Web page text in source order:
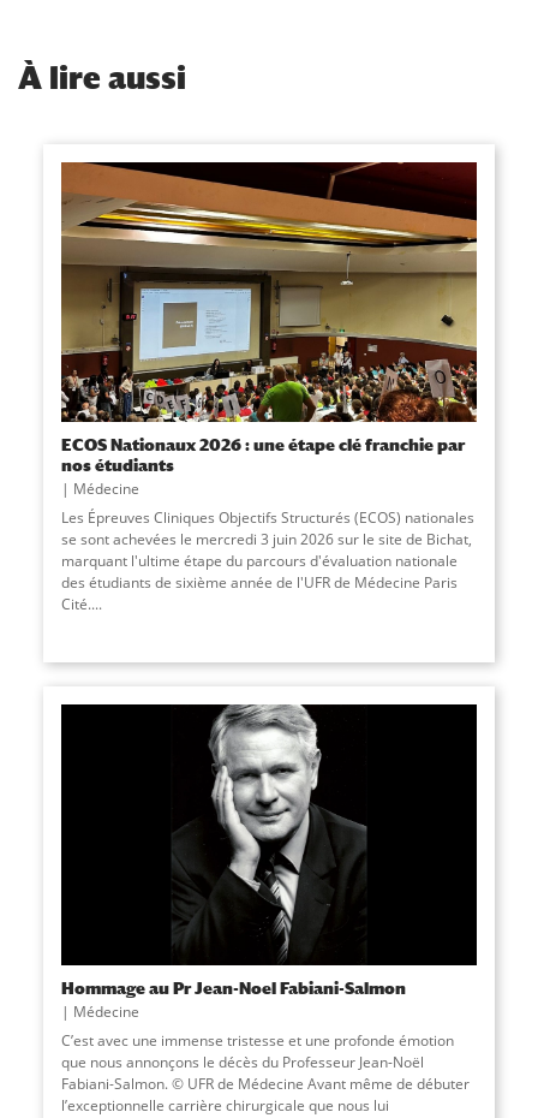
À lire aussi
ECOS Nationaux 2026 : une étape clé franchie par
nos étudiants
Médecine
Les Épreuves Cliniques Objectifs Structurés (ECOS) nationales
se sont achevées le mercredi 3 juin 2026 sur le site de Bichat,
marquant l'ultime étape du parcours d'évaluation nationale
des étudiants de sixième année de l'UFR de Médecine Paris
Cité....
Hommage au Pr Jean-Noel Fabiani-Salmon
Médecine
C’est avec une immense tristesse et une profonde émotion
que nous annonçons le décès du Professeur Jean-Noël
Fabiani-Salmon. © UFR de Médecine Avant même de débuter
l’exceptionnelle carrière chirurgicale que nous lui